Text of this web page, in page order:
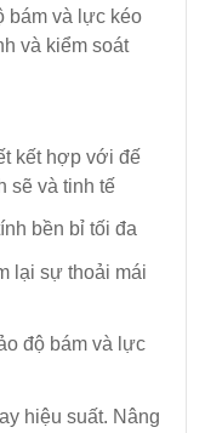
bám và lực kéo
và kiểm soát
kết hợp với đế
sẽ và tinh tế
bền bỉ tối đa
lại sự thoải mái
độ bám và lực
hiệu suất. Nâng